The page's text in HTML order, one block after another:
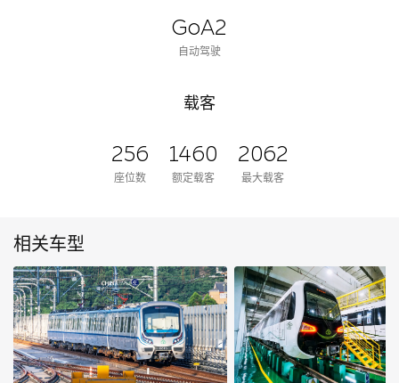
GoA2
自动驾驶
载客
256
座位数
1460
额定载客
2062
最大载客
相关车型